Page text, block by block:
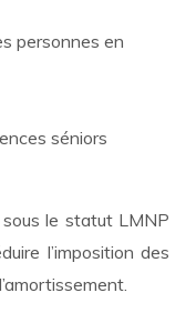
personnes en
séniors
sous le statut LMNP
l’imposition des